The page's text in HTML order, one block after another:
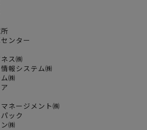
ンター
ス㈱
報システム㈱
㈱
ネージメント㈱
ック
㈱